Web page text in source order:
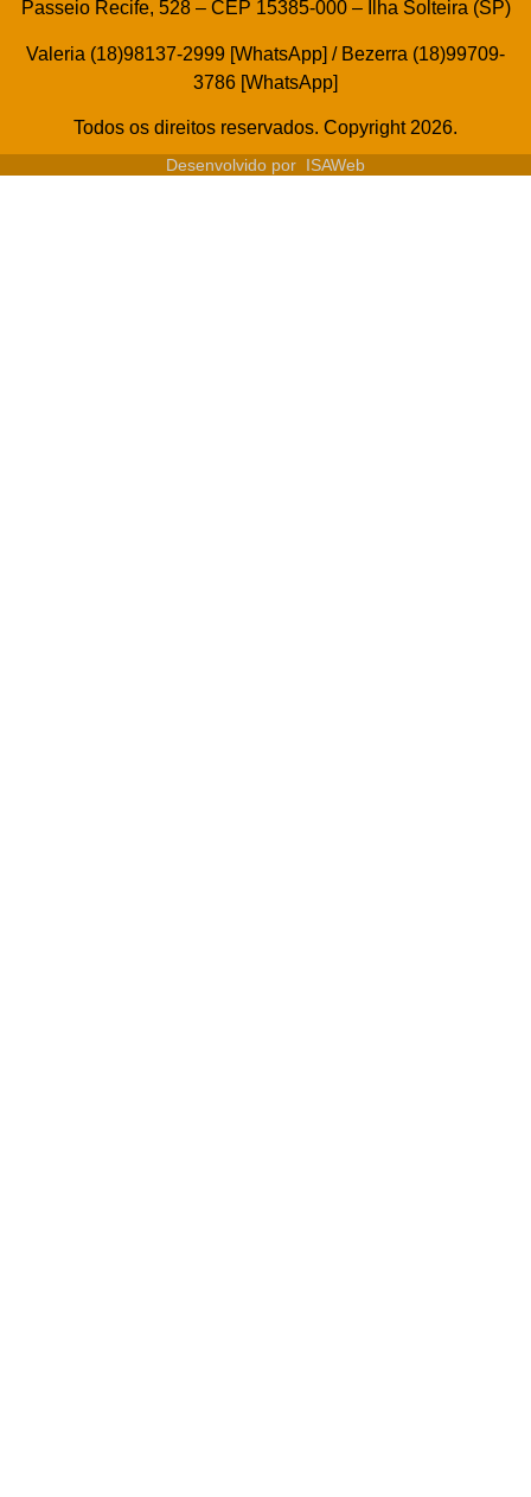
Passeio Recife, 528 – CEP 15385-000 – Ilha Solteira (SP)
Valeria (18)98137-2999 [WhatsApp] / Bezerra (18)99709-
3786 [WhatsApp]
Todos os direitos reservados. Copyright 2026.
Desenvolvido por ISAWeb